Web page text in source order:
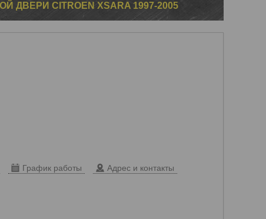
ДВЕРИ CITROEN XSARA 1997-2005
График работы Адрес и контакты